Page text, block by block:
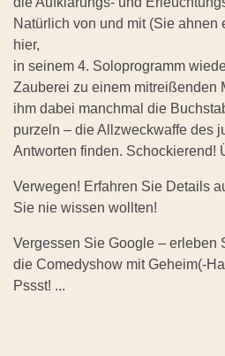
Natürlich von und mit (Sie ahnen
hier,
in seinem 4. Soloprogramm
Zauberei zu einem mitreißenden
ihm dabei manchmal die
purzeln – die Allzweckwaffe des
Antworten finden. Schockierend!
Verwegen! Erfahren Sie Details
Sie nie wissen wollten!
Vergessen Sie Google – erleben
die Comedyshow mit Geheim(-
Pssst! ...